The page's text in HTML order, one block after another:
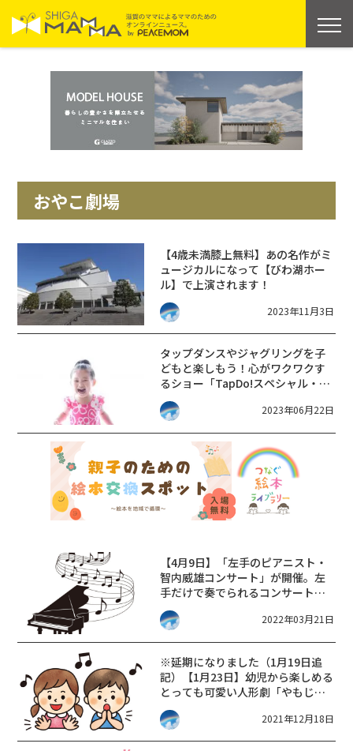
おやこ劇場
【4歳未満膝上無料】あの名作がミ
ュージカルになって【びわ湖ホー
ル】で上演されます！
2023年11月3日
タップダンスやジャグリングを子
どもと楽しもう！心がワクワクす
るショー「TapDo!スペシャル・パ
ーティータイム♪」が上演。【7月
23日】
2023年06月22日
【4月9日】「左手のピアニスト・
智内威雄コンサート」が開催。左
手だけで奏でられるコンサートで
す。絵本の朗読に合せたピアノ演
奏など、幼児からおとなまで楽し
2022年03月21日
※延期になりました（1月19日追
記）【1月23日】幼児から楽しめる
とっても可愛い人形劇「やもじろ
うとはりきち」がやって来ます♪
チケットは枚数限定・先着順で
2021年12月18日